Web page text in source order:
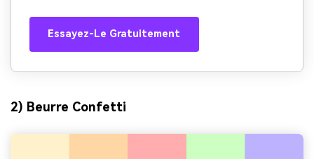
Essayez-Le Gratuitement
2) Beurre Confetti